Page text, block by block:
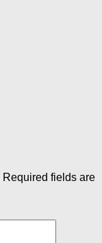
Required fields are